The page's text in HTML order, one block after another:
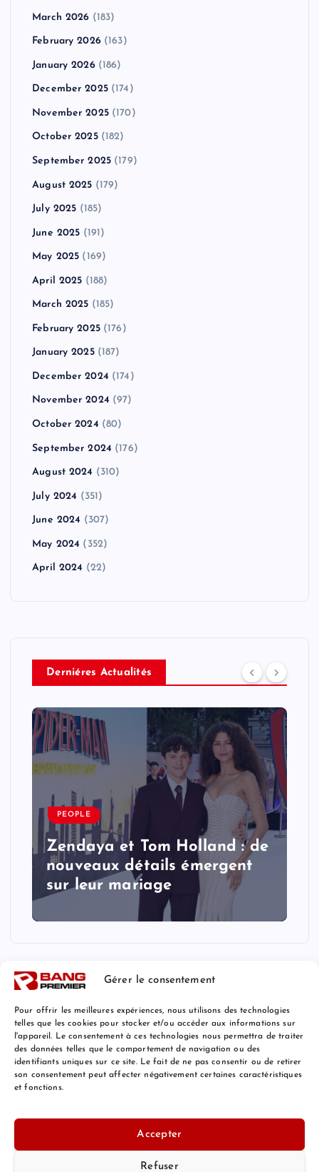
Gérer le consentement
Pour offrir les meilleures expériences, nous utilisons des technologies
telles que les cookies pour stocker et/ou accéder aux informations sur
l'appareil. Le consentement à ces technologies nous permettra de traiter
des données telles que le comportement de navigation ou des
identifiants uniques sur ce site. Le fait de ne pas consentir ou de retirer
son consentement peut affecter négativement certaines caractéristiques
et fonctions.
Accepter
Refuser
March 2026 (183)
February 2026(163)
January 2026(186)
December 2025(174)
November 2025(170)
October 2025(182)
September 2025 (179)
August 2025 (179)
July 2025 (185)
June 2025 (191)
May 2025 (169)
April 2025 (188)
March 2025 (185)
February 2025(176)
January 2025(187)
December 2024 (174)
November 2024 (97)
October 2024 (80)
September 2024 (176)
August 2024 (310)
July 2024 (351)
June 2024 (307)
May 2024 (352)
April 2024 (22)
Derniéres Actualités
PEOPLE
Zendaya et Tom Holland : de
nouveaux détails émergent
sur leur mariage
Mentions Légales